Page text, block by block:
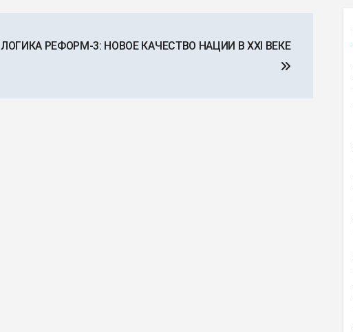
ЛОГИКА РЕФОРМ-3: НОВОЕ КАЧЕСТВО НАЦИИ В XXI ВЕКЕ